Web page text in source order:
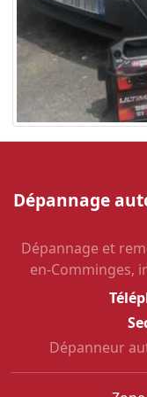
Dépannage
Dépannage et
en-Comminges,
Dépanneur